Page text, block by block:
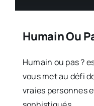
Humain Ou
Humain ou pas ?
vous met au défi
vraies personnes